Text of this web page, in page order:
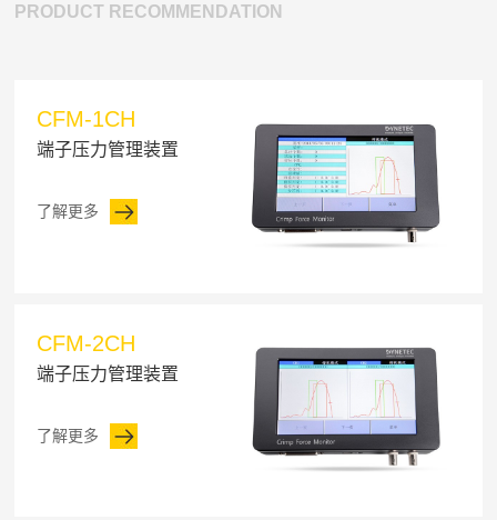
PRODUCT RECOMMENDATION
CFM-1CH
端子压力管理装置
了解更多
CFM-2CH
端子压力管理装置
了解更多